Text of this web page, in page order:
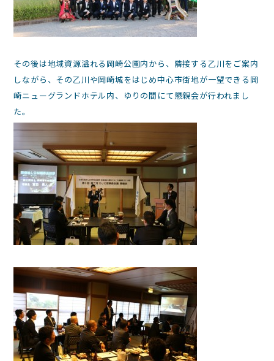
その後は地域資源溢れる岡崎公園内から、隣接する乙川をご案内
しながら、その乙川や岡崎城をはじめ中心市街地が一望できる岡
崎ニューグランドホテル内、ゆりの間にて懇親会が行われまし
た。